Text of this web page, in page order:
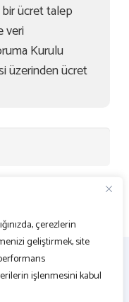
çerezlerin
geliştirmek, site
işlenmesini kabul
ücret talep
veri
Kurulu
üzerinden ücret